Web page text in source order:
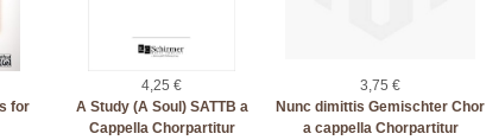
for
4,25 €
A Study (A Soul) SATTB a
Cappella Chorpartitur
3,75 €
Nunc dimittis Gemischter Chor
a cappella Chorpartitur